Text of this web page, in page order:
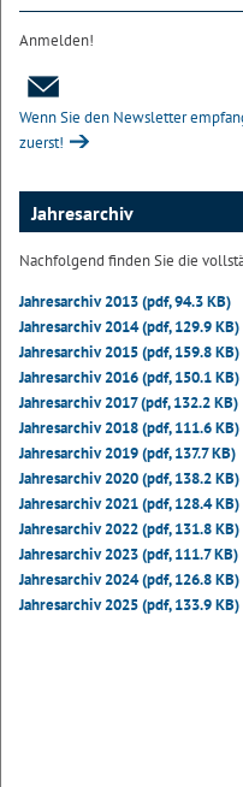
Anmelden!
Wenn Sie den Newsletter
zuerst!
Jahresarchiv
Nachfolgend finden Sie die
Jahresarchiv 2013 (pdf, 94.3 KB)
Jahresarchiv 2014 (pdf, 129.9 KB)
Jahresarchiv 2015 (pdf, 159.8 KB)
Jahresarchiv 2016 (pdf, 150.1 KB)
Jahresarchiv 2017 (pdf, 132.2 KB)
Jahresarchiv 2018 (pdf, 111.6 KB)
Jahresarchiv 2019 (pdf, 137.7 KB)
Jahresarchiv 2020 (pdf, 138.2 KB)
Jahresarchiv 2021 (pdf, 128.4 KB)
Jahresarchiv 2022 (pdf, 131.8 KB)
Jahresarchiv 2023 (pdf, 111.7 KB)
Jahresarchiv 2024 (pdf, 126.8 KB)
Jahresarchiv 2025 (pdf, 133.9 KB)